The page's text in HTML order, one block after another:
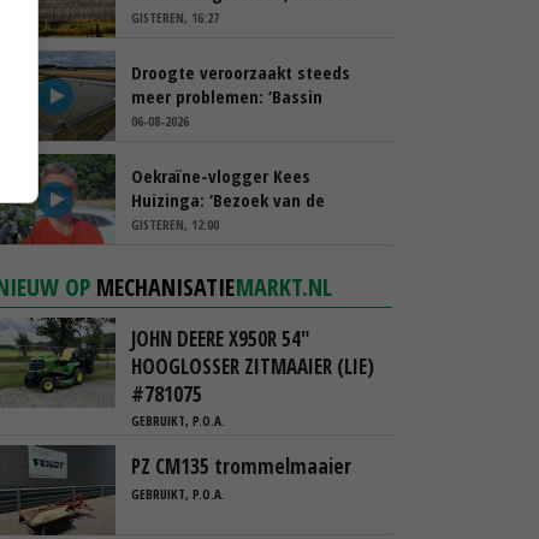
spreekt van ‘ondernemersrisico’
GISTEREN, 16:27
Droogte veroorzaakt steeds
meer problemen: ‘Bassin
afgelopen week al leeg’
06-08-2026
Oekraïne-vlogger Kees
Huizinga: ‘Bezoek van de
ambassade mag zelf groente
GISTEREN, 12:00
OP MECHANISATIEMARKT.NL
JOHN DEERE X950R 54"
HOOGLOSSER ZITMAAIER (LIE)
#781075
GEBRUIKT, P.O.A.
PZ CM135 trommelmaaier
GEBRUIKT, P.O.A.